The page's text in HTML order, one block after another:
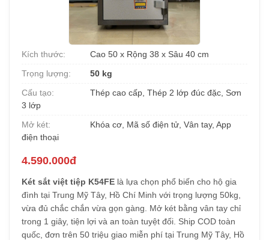
Kích thước:
Cao 50 x Rộng 38 x Sâu 40 cm
Trọng lượng:
50 kg
Cấu tạo:
Thép cao cấp, Thép 2 lớp đúc đặc, Sơn
3 lớp
Mở két:
Khóa cơ, Mã số điện tử, Vân tay, App
điện thoại
4.590.000đ
Két sắt việt tiệp K54FE là lựa chọn phổ biến cho hộ gia
đình tại Trung Mỹ Tây, Hồ Chí Minh với trọng lượng 50kg,
vừa đủ chắc chắn vừa gọn gàng. Mở két bằng vân tay chỉ
trong 1 giây, tiện lợi và an toàn tuyệt đối. Ship COD toàn
quốc, đơn trên 50 triệu giao miễn phí tại Trung Mỹ Tây, Hồ